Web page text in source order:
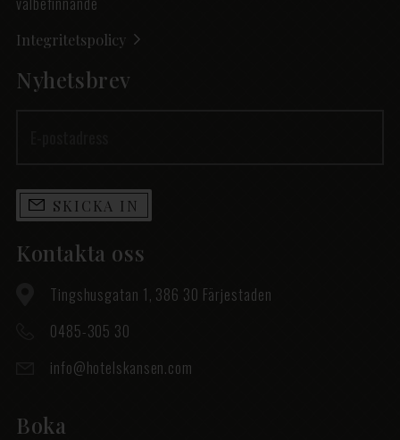
Integritetspolicy
Nyhetsbrev
SKICKA IN
Kontakta oss
Tingshusgatan 1, 386 30 Färjestaden
0485-305 30
info@hotelskansen.com
Boka